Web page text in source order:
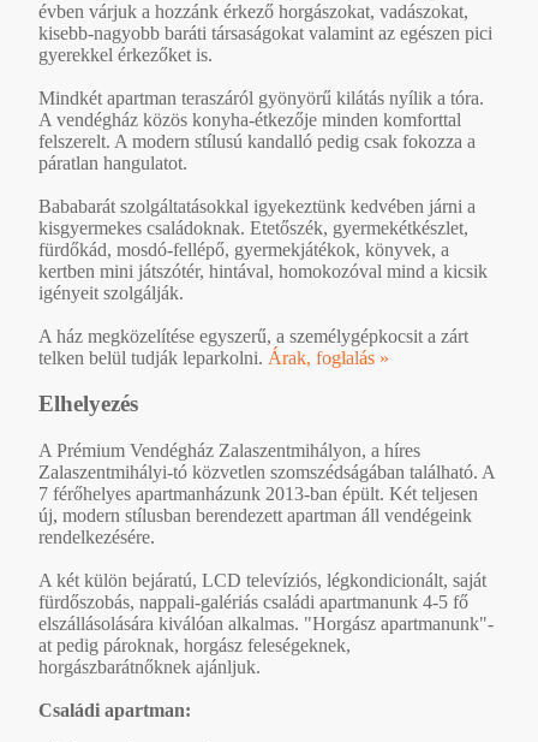
évben várjuk a hozzánk érkező horgászokat, vadászokat,
kisebb-nagyobb baráti társaságokat valamint az egészen pici
gyerekkel érkezőket is.
Mindkét apartman teraszáról gyönyörű kilátás nyílik a tóra.
A vendégház közös konyha-étkezője minden komforttal
felszerelt. A modern stílusú kandalló pedig csak fokozza a
páratlan hangulatot.
Bababarát szolgáltatásokkal igyekeztünk kedvében járni a
kisgyermekes családoknak. Etetőszék, gyermekétkészlet,
fürdőkád, mosdó-fellépő, gyermekjátékok, könyvek, a
kertben mini játszótér, hintával, homokozóval mind a kicsik
igényeit szolgálják.
A ház megközelítése egyszerű, a személygépkocsit a zárt
telken belül tudják leparkolni. Árak, foglalás »
Elhelyezés
A Prémium Vendégház Zalaszentmihályon, a híres
Zalaszentmihályi-tó közvetlen szomszédságában található. A
7 férőhelyes apartmanházunk 2013-ban épült. Két teljesen
új, modern stílusban berendezett apartman áll vendégeink
rendelkezésére.
A két külön bejáratú, LCD televíziós, légkondicionált, saját
fürdőszobás, nappali-galériás családi apartmanunk 4-5 fő
elszállásolására kiválóan alkalmas. "Horgász apartmanunk"-
at pedig pároknak, horgász feleségeknek,
horgászbarátnőknek ajánljuk.
Családi apartman: